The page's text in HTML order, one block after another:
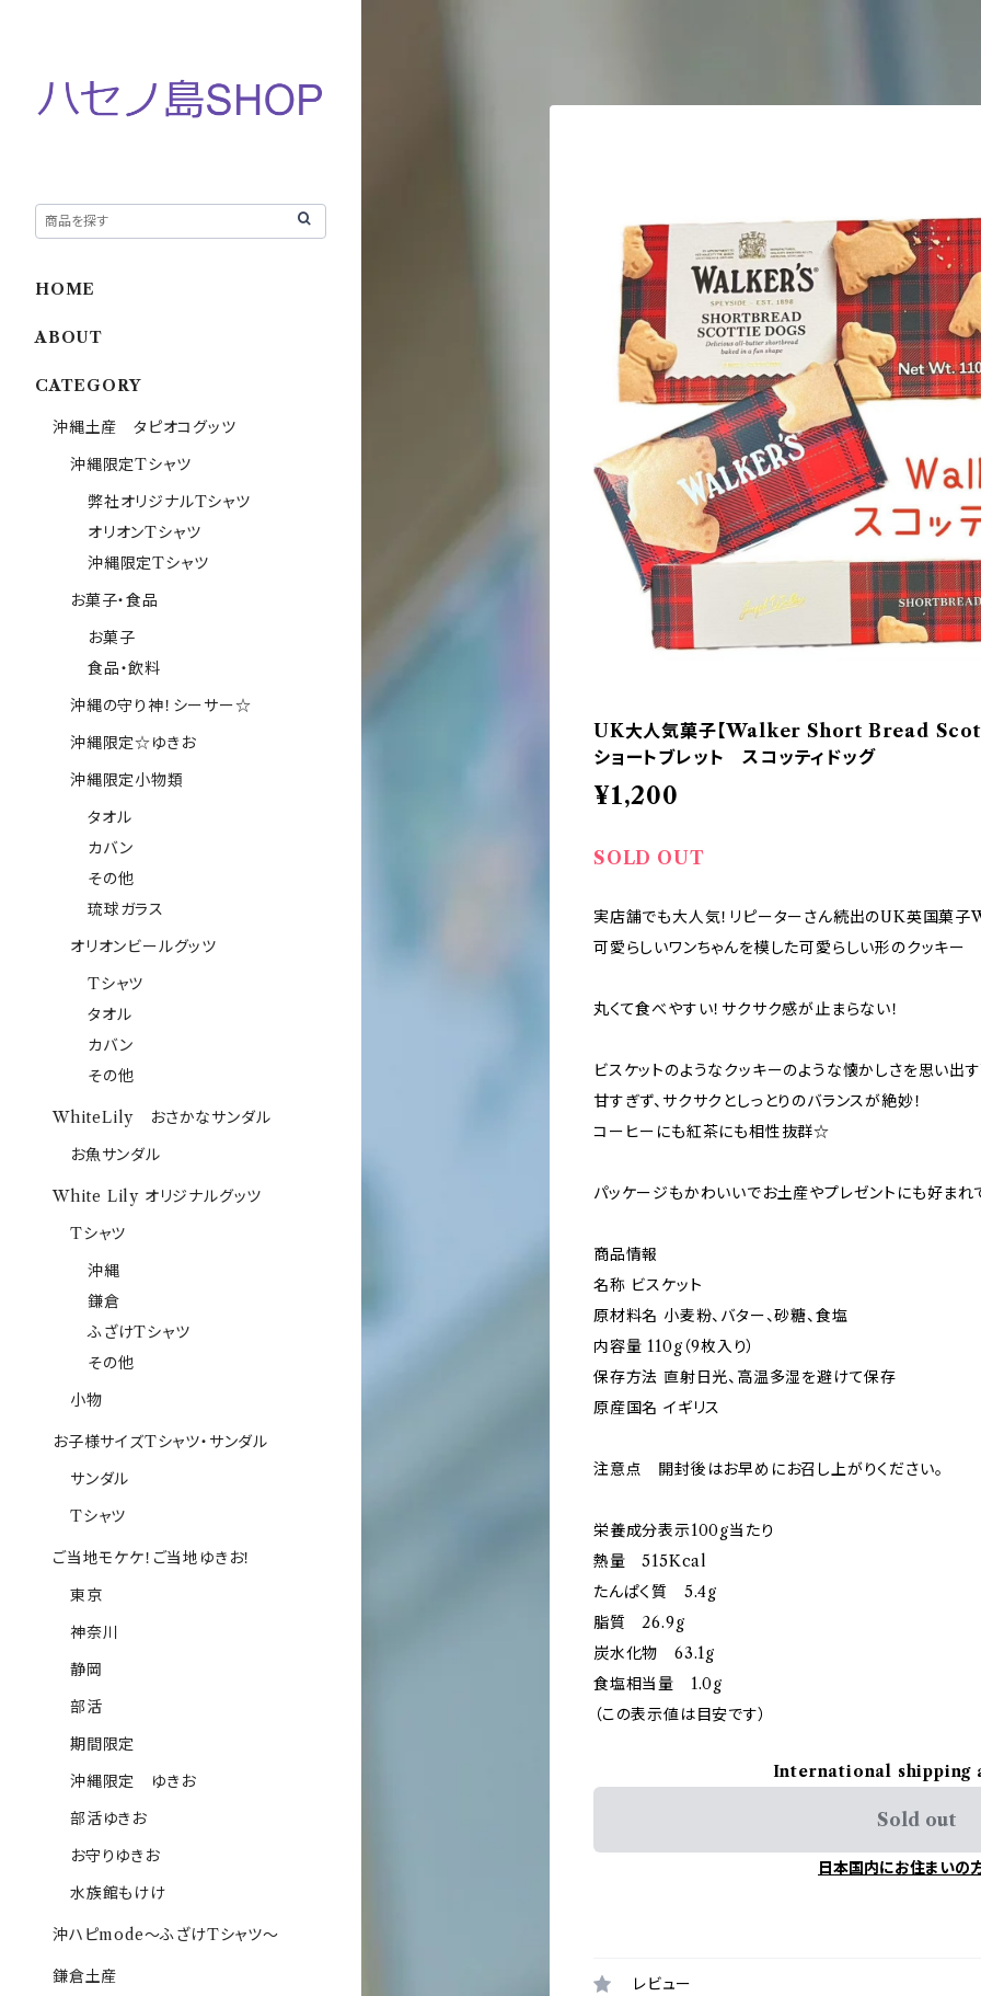
UK大人気菓子【Walker Short Bread
ショートブレット スコッティドッグ
¥1,200
SOLD OUT
実店舗でも大人気！リピーターさん続出のUK英国菓子
可愛らしいワンちゃんを模した可愛らしい形のクッキー
丸くて食べやすい！サクサク感が止まらない！
ビスケットのようなクッキーのような懐かしさを思い
甘すぎず、サクサクとしっとりのバランスが絶妙！
コーヒーにも紅茶にも相性抜群☆
パッケージもかわいいでお土産やプレゼントにも好まれ
商品情報
名称 ビスケット
原材料名 小麦粉、バター、砂糖、食塩
内容量 110g（9枚入り）
保存方法 直射日光、高温多湿を避けて保存
原産国名 イギリス
注意点 開封後はお早めにお召し上がりください。
栄養成分表示100g当たり
熱量 515Kcal
たんぱく質 5.4g
脂質 26.9g
炭水化物 63.1g
食塩相当量 1.0g
（この表示値は目安です）
International shipping
Sold out
日本国内にお住まいの
レビュー
HOME
ABOUT
CATEGORY
沖縄土産 タピオコグッツ
沖縄限定Tシャツ
弊社オリジナルTシャツ
オリオンTシャツ
沖縄限定Tシャツ
お菓子・食品
お菓子
食品・飲料
沖縄の守り神！シーサー☆
沖縄限定☆ゆきお
沖縄限定小物類
タオル
カバン
その他
琉球ガラス
オリオンビールグッツ
Tシャツ
タオル
カバン
その他
WhiteLily おさかなサンダル
お魚サンダル
White Lily オリジナルグッツ
Tシャツ
沖縄
鎌倉
ふざけTシャツ
その他
小物
お子様サイズTシャツ・サンダル
サンダル
Tシャツ
ご当地モケケ！ご当地ゆきお！
東京
神奈川
静岡
部活
期間限定
沖縄限定 ゆきお
部活ゆきお
お守りゆきお
水族館もけけ
沖ハピmode～ふざけTシャツ～
鎌倉土産